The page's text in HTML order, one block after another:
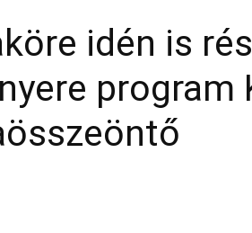
idén is
program